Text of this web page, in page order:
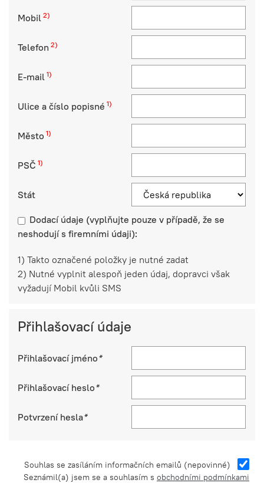
Mobil 2)
Telefon 2)
E-mail 1)
Ulice a číslo popisné 1)
Město 1)
PSČ 1)
Stát
Dodací údaje (vyplňujte pouze v případě, že se
neshodují s firemními údaji):
1) Takto označené položky je nutné zadat
2) Nutné vyplnit alespoň jeden údaj, dopravci však
vyžadují Mobil kvůli SMS
Přihlašovací údaje
Přihlašovací jméno*
Přihlašovací heslo*
Potvrzení hesla*
Souhlas se zasíláním informačních emailů (nepovinné)
Seznámil(a) jsem se a souhlasím s obchodními podmínkami